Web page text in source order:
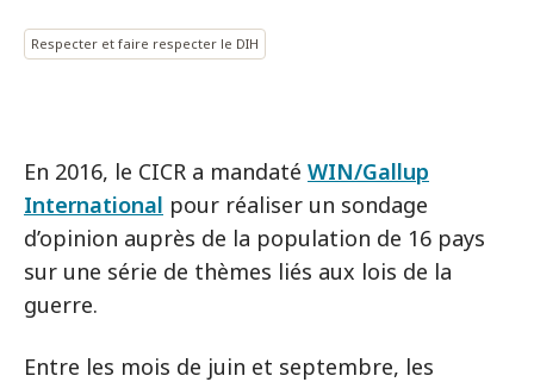
Respecter et faire respecter le DIH
En 2016, le CICR a mandaté WIN/Gallup
International pour réaliser un sondage
d’opinion auprès de la population de 16 pays
sur une série de thèmes liés aux lois de la
guerre.
Entre les mois de juin et septembre, les